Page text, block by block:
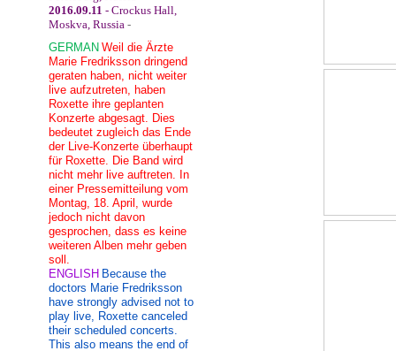
2016.09.11 - Crockus Hall,
Moskva, Russia -
GERMAN Weil die Ärzte
Marie Fredriksson dringend
geraten haben, nicht weiter
live aufzutreten, haben
Roxette ihre geplanten
Konzerte abgesagt. Dies
bedeutet zugleich das Ende
der Live-Konzerte überhaupt
für Roxette. Die Band wird
nicht mehr live auftreten. In
einer Pressemitteilung vom
Montag, 18. April, wurde
jedoch nicht davon
gesprochen, dass es keine
weiteren Alben mehr geben
soll.
ENGLISH Because the
doctors Marie Fredriksson
have strongly advised not to
play live, Roxette canceled
their scheduled concerts.
This also means the end of